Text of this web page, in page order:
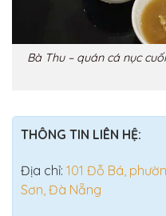
Bà Thu – quán cá nục
THÔNG TIN LIÊN HỆ:
Địa chỉ: 101 Đỗ Bá,
Sơn, Đà Nẵng